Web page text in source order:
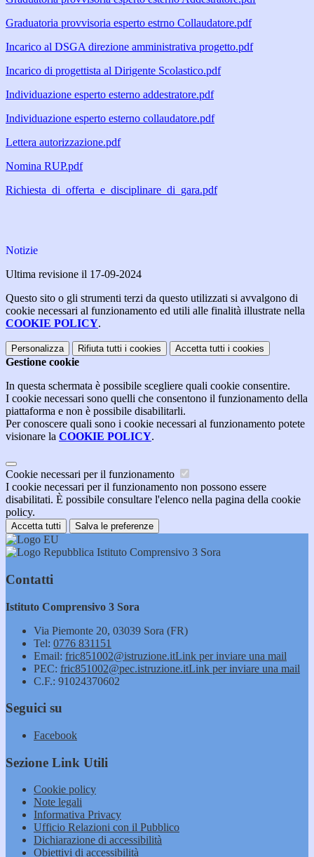
Graduatoria provvisoria esperto estrno Collaudatore.pdf
Incarico al DSGA direzione amministrativa progetto.pdf
Incarico di progettista al Dirigente Scolastico.pdf
Individuazione esperto esterno addestratore.pdf
Individuazione esperto esterno collaudatore.pdf
Lettera autorizzazione.pdf
Nomina RUP.pdf
Richiesta_di_offerta_e_disciplinare_di_gara.pdf
Notizie
Ultima revisione il 17-09-2024
Questo sito o gli strumenti terzi da questo utilizzati si avvalgono di
cookie necessari al funzionamento ed utili alle finalità illustrate nella
COOKIE POLICY.
Personalizza Rifiuta tutti i cookies Accetta tutti i cookies
Gestione cookie
In questa schermata è possibile scegliere quali cookie consentire.
I cookie necessari sono quelli che consentono il funzionamento della
piattaforma e non è possibile disabilitarli.
Per conoscere quali sono i cookie necessari al funzionamento potete
visionare la COOKIE POLICY.
Cookie necessari per il funzionamento
I cookie necessari per il funzionamento non possono essere
disabilitati. È possibile consultare l'elenco nella pagina della cookie
policy.
Accetta tutti Salva le preferenze
Istituto Comprensivo 3 Sora
Contatti
Istituto Comprensivo 3 Sora
Via Piemonte 20, 03039 Sora (FR)
Tel: 0776 831151
Email: fric851002@istruzione.itLink per inviare una mail
PEC: fric851002@pec.istruzione.itLink per inviare una mail
C.F.: 91024370602
Seguici su
Facebook
Sezione Link Utili
Cookie policy
Note legali
Informativa Privacy
Ufficio Relazioni con il Pubblico
Dichiarazione di accessibilità
Obiettivi di accessibilità